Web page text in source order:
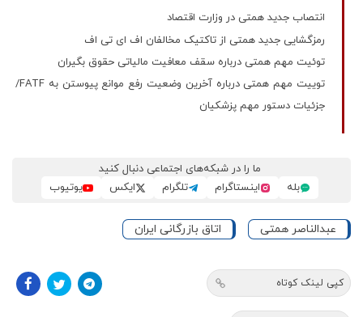
انتصاب جدید همتی در وزارت اقتصاد
رمزگشایی جدید همتی از تاکتیک مخالفان اف ای تی اف
توئیت مهم همتی درباره سقف معافیت مالیاتی حقوق بگیران
توییت مهم همتی درباره آخرین وضعیت رفع موانع پیوستن به FATF/
جزئیات دستور مهم پزشکیان
ما را در شبکه‌های اجتماعی دنبال کنید
بله
اینستاگرام تلگرام ایکس یوتیوب
عبدالناصر همتی اتاق بازرگانی ایران
کپی لینک کوتاه